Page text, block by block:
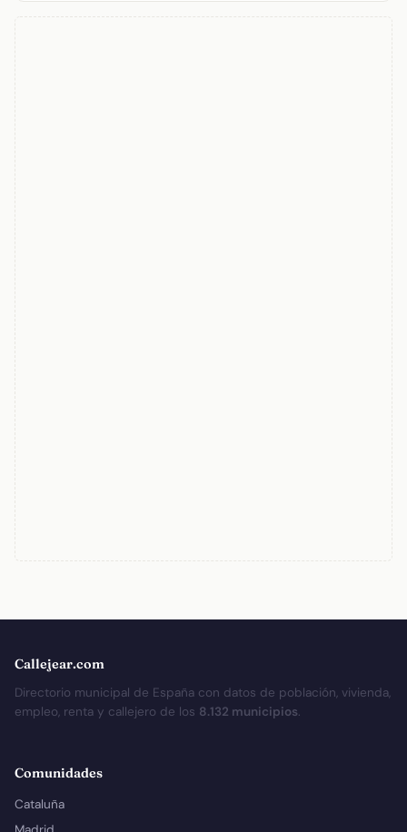
Callejear.com
Directorio municipal de España con datos de población, vivienda,
empleo, renta y callejero de los 8.132 municipios.
Comunidades
Cataluña